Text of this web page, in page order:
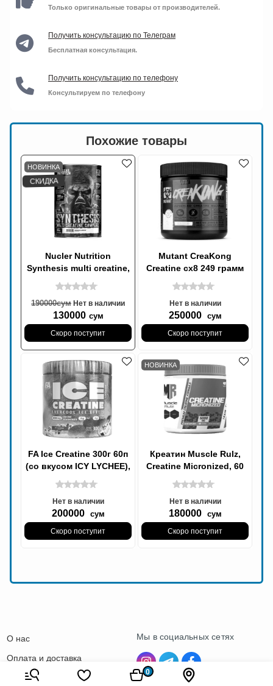
Только оригинальные товары от производителей.
Получить консультацию по Телеграм
Бесплатная консультация.
Получить консультацию по телефону
Консультируем по телефону
Похожие товары
НОВИНКА
СКИДКА
Nucler Nutrition
Synthesis multi creatine,
Креатине complex 300
грамм 52 порций
190000сум Нет в наличии
130000 сум
Скоро поступит
Mutant CreaKong
Creatine cx8 249 грамм
30 порций, Креатин
Нет в наличии
250000 сум
Скоро поступит
FA Ice Creatine 300г 60п
(со вкусом ICY LYCHEE),
Креатин
Нет в наличии
200000 сум
Скоро поступит
НОВИНКА
Креатин Muscle Rulz,
Creatine Micronized, 60
ser
Нет в наличии
180000 сум
Скоро поступит
0
О нас
Оплата и доставка
Контакты
Мы в социальных сетях